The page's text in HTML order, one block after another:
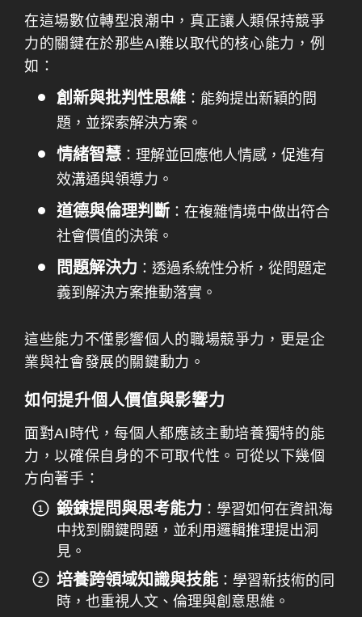
在這場數位轉型浪潮中，真正讓人類保持競爭
力的關鍵在於那些AI難以取代的核心能力，例
如：
創新與批判性思維 ：能夠提出新穎的問
題，並探索解決方案。
情緒智慧 ：理解並回應他人情感，促進有
效溝通與領導力。
道德與倫理判斷 ：在複雜情境中做出符合
社會價值的決策。
問題解決力 ：透過系統性分析，從問題定
義到解決方案推動落實。
這些能力不僅影響個人的職場競爭力，更是企
業與社會發展的關鍵動力。
如何提升個人價值與影響力
面對AI時代，每個人都應該主動培養獨特的能
力，以確保自身的不可取代性。可從以下幾個
方向著手：
鍛鍊提問與思考能力 ：學習如何在資訊海
中找到關鍵問題，並利用邏輯推理提出洞
見。
培養跨領域知識與技能：學習新技術的同
時，也重視人文、倫理與創意思維。